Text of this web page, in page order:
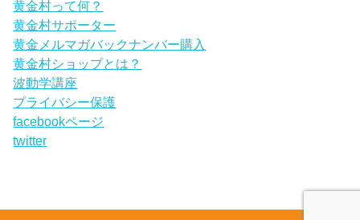
黄金村って何？
黄金村サポーター
黄金メルマガバックナンバー購入
黄金村ショップとは？
波動学講座
プライバシー保護
facebookページ
twitter